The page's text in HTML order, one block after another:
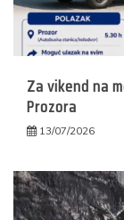
Za vikend na
Prozora
13/07/2026